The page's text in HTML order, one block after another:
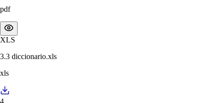
pdf
XLS
3.3 diccionario.xls
xls